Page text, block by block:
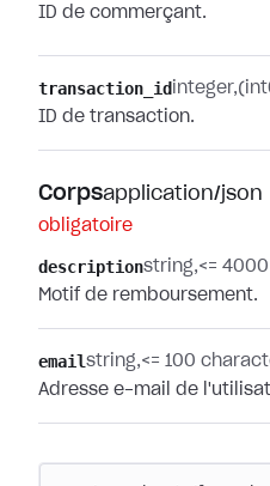
ID de commerçant.
transaction_id integer
ID de transaction.
Corpsapplication/json
obligatoire
descriptionstring <=
Motif de remboursement.
emailstring <= 100
Adresse e-mail de